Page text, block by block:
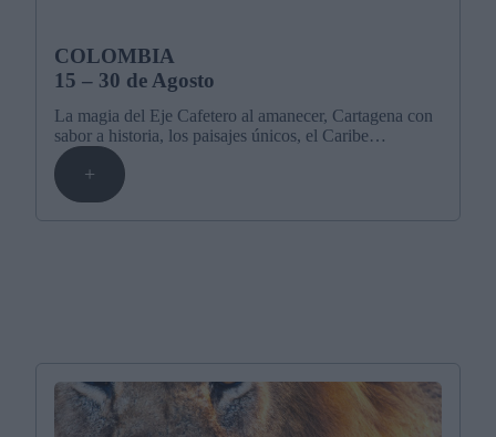
COLOMBIA
15 – 30 de Agosto
La magia del Eje Cafetero al amanecer, Cartagena con
sabor a historia, los paisajes únicos, el Caribe…
+